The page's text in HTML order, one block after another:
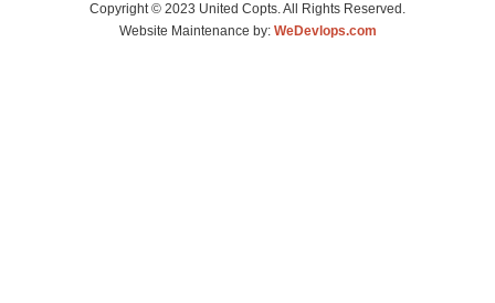
Copyright © 2023 United Copts. All Rights Reserved.
Website Maintenance by: WeDevlops.com